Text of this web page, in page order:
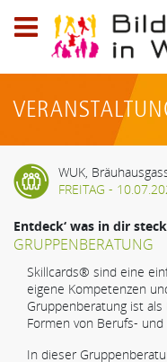
in
0800
20
79
59,
Mail:
info@bildungsberatung-
wien.at
WUK,
FREITAG -
Entdeck‘ was in dir
GRUPPENBERATUNG
Skillcards® sind eine
eigene Kompetenzen
Gruppenberatung ist als
Formen von Berufs-
In dieser